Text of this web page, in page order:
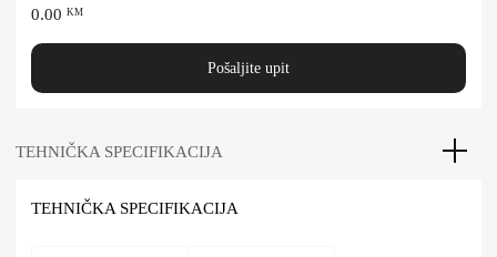
0.00 KM
Pošaljite upit
TEHNIČKA SPECIFIKACIJA
TEHNIČKA SPECIFIKACIJA